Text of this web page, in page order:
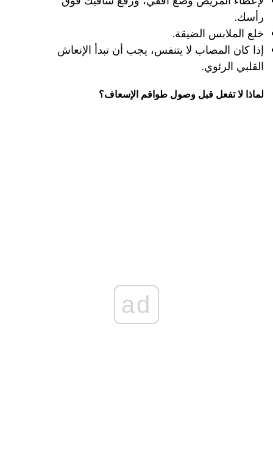
رأسك.
خلع الملابس الضيقة.
إذا كان المصاب لا يتنفس، يجب أن تبدأ الإنعاش
القلبي الرئوي.
لماذا لا تفعل قبل وصول طواقم الإسعاف؟
ad